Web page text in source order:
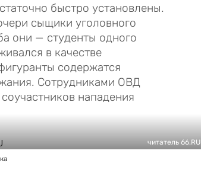
быстро установлены.
сыщики уголовного
они — студенты одного
в качестве
содержатся
Сотрудниками ОВД
нападения
читатель 66.RU